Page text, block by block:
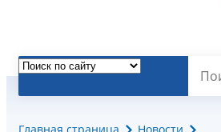
Главная страница
Новости